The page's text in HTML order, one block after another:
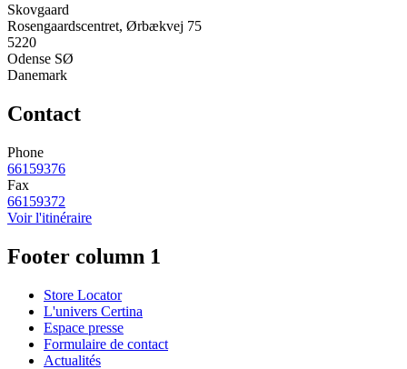
Skovgaard
Rosengaardscentret, Ørbækvej 75
5220
Odense SØ
Danemark
Contact
Phone
66159376
Fax
66159372
Voir l'itinéraire
Footer column 1
Store Locator
L'univers Certina
Espace presse
Formulaire de contact
Actualités